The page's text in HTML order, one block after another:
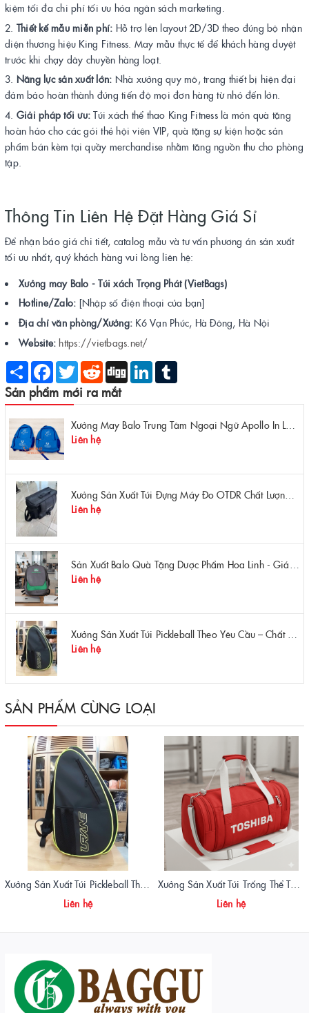
kiệm tối đa chi phí tối ưu hóa ngân sách marketing.
Thiết kế mẫu miễn phí: Hỗ trợ lên layout 2D/3D theo đúng bộ nhận
diện thương hiệu King Fitness. May mẫu thực tế để khách hàng duyệt
trước khi chạy dây chuyền hàng loạt.
Năng lực sản xuất lớn: Nhà xưởng quy mô, trang thiết bị hiện đại
đảm bảo hoàn thành đúng tiến độ mọi đơn hàng từ nhỏ đến lớn.
Giải pháp tối ưu: Túi xách thể thao King Fitness là món quà tặng
hoàn hảo cho các gói thẻ hội viên VIP, quà tặng sự kiện hoặc sản
phẩm bán kèm tại quầy merchandise nhằm tăng nguồn thu cho phòng
tập.
Thông Tin Liên Hệ Đặt Hàng Giá Sỉ
Để nhận báo giá chi tiết, catalog mẫu và tư vấn phương án sản xuất
tối ưu nhất, quý khách hàng vui lòng liên hệ:
Xưởng may Balo - Túi xách Trọng Phát (VietBags)
Hotline/Zalo: [Nhập số điện thoại của bạn]
Địa chỉ văn phòng/Xưởng: K6 Vạn Phúc, Hà Đông, Hà Nội
Website: https://vietbags.net/
Share Facebook
Twitter Reddit Digg LinkedIn
Sản phẩm mới ra mắt
Xưởng May Balo Trung Tâm Ngoại Ngữ Apollo In Logo Giá Rẻ Tại Xưởng
Liên hệ
Xưởng Sản Xuất Túi Đựng Máy Đo OTDR Chất Lượng – Chống Va Đập, Giá Tận Xưởng
Liên hệ
Sản Xuất Balo Quà Tặng Dược Phẩm Hoa Linh - Giá Gốc Tại Xưởng
Liên hệ
Xưởng Sản Xuất Túi Pickleball Theo Yêu Cầu – Chất Lượng, Bền Bỉ, Thiết Kế Độc Quyền
Liên hệ
SẢN PHẨM CÙNG LOẠI
Xưởng Sản Xuất Túi Pickleball Theo Yêu Cầu – Chất Lượng, Bền Bỉ, Thiết Kế Độc Quyền
Liên hệ
Xưởng Sản Xuất Túi Trống Thể Thao Quà Tặng Toshiba Cao Cấp | Vietbags
Liên hệ